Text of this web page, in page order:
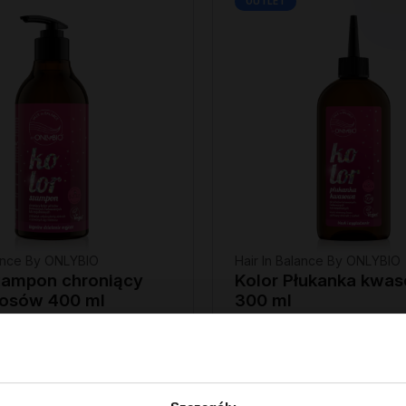
chroniący
400 ml
30 dni przed obniżką:
Kolor Płukanka
300 ml